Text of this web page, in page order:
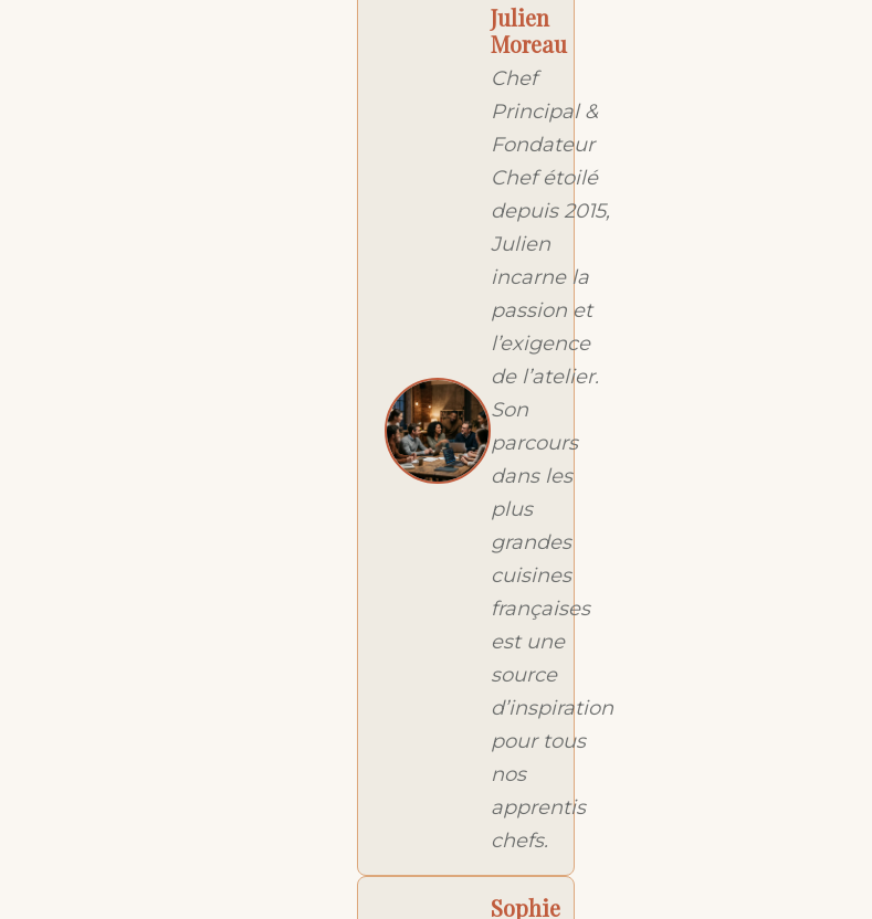
Julien
Moreau
Chef
Principal &
Fondateur
Chef étoilé
depuis 2015,
Julien
incarne la
passion et
l’exigence
de l’atelier.
Son
parcours
dans les
plus
grandes
cuisines
françaises
est une
source
d’inspiration
pour tous
nos
apprentis
chefs.
Sophie